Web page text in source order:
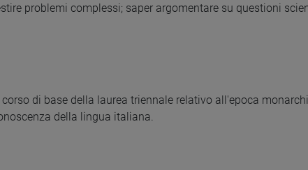
problemi complessi; saper argomentare su questioni
di base della laurea triennale relativo all'epoca
della lingua italiana.